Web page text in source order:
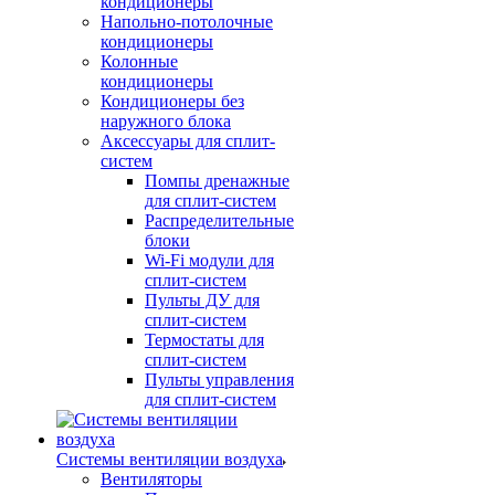
Напольно-потолочные
кондиционеры
Колонные
кондиционеры
Кондиционеры без
наружного блока
Аксессуары для сплит-
систем
Помпы дренажные
для сплит-систем
Распределительные
блоки
Wi-Fi модули для
сплит-систем
Пульты ДУ для
сплит-систем
Термостаты для
сплит-систем
Пульты управления
для сплит-систем
Системы вентиляции воздуха
Вентиляторы